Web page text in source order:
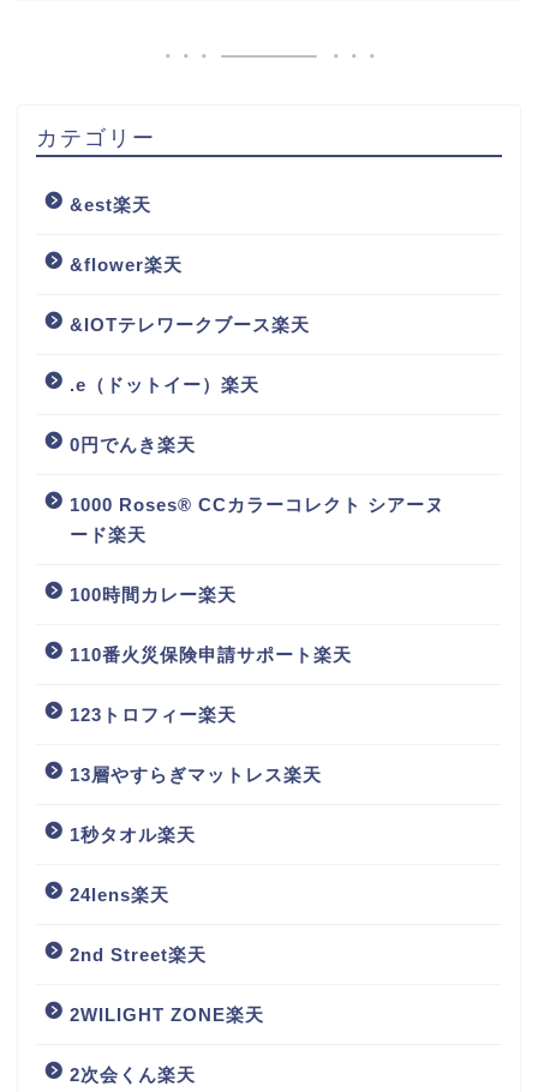
カテゴリー
&est楽天
&flower楽天
&IOTテレワークブース楽天
.e（ドットイー）楽天
0円でんき楽天
1000 Roses® CCカラーコレクト シアーヌ
ード楽天
100時間カレー楽天
110番火災保険申請サポート楽天
123トロフィー楽天
13層やすらぎマットレス楽天
1秒タオル楽天
24lens楽天
2nd Street楽天
2WILIGHT ZONE楽天
2次会くん楽天